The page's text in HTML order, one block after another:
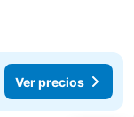
Ver precios